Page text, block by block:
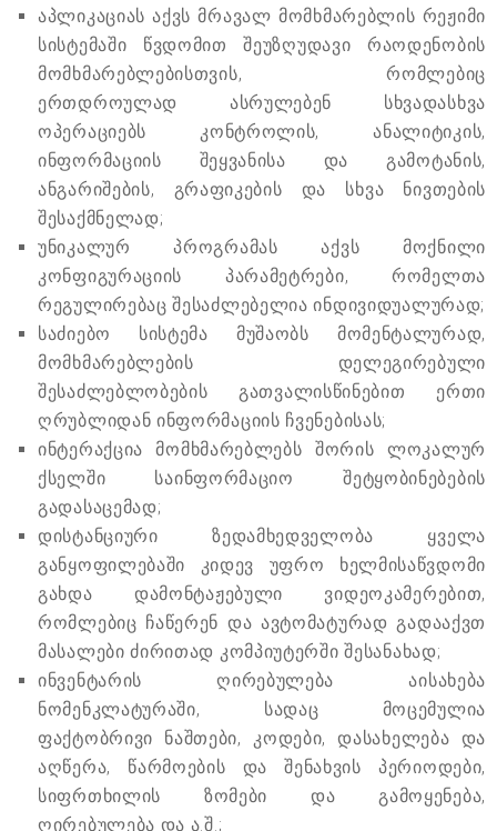
აპლიკაციას აქვს მრავალ მომხმარებლის რეჟიმი
სისტემაში წვდომით შეუზღუდავი რაოდენობის
მომხმარებლებისთვის, რომლებიც
ერთდროულად ასრულებენ სხვადასხვა
ოპერაციებს კონტროლის, ანალიტიკის,
ინფორმაციის შეყვანისა და გამოტანის,
ანგარიშების, გრაფიკების და სხვა ნივთების
შესაქმნელად;
უნიკალურ პროგრამას აქვს მოქნილი
კონფიგურაციის პარამეტრები, რომელთა
რეგულირებაც შესაძლებელია ინდივიდუალურად;
საძიებო სისტემა მუშაობს მომენტალურად,
მომხმარებლების დელეგირებული
შესაძლებლობების გათვალისწინებით ერთი
ღრუბლიდან ინფორმაციის ჩვენებისას;
ინტერაქცია მომხმარებლებს შორის ლოკალურ
ქსელში საინფორმაციო შეტყობინებების
გადასაცემად;
დისტანციური ზედამხედველობა ყველა
განყოფილებაში კიდევ უფრო ხელმისაწვდომი
გახდა დამონტაჟებული ვიდეოკამერებით,
რომლებიც ჩაწერენ და ავტომატურად გადააქვთ
მასალები ძირითად კომპიუტერში შესანახად;
ინვენტარის ღირებულება აისახება
ნომენკლატურაში, სადაც მოცემულია
ფაქტობრივი ნაშთები, კოდები, დასახელება და
აღწერა, წარმოების და შენახვის პერიოდები,
სიფრთხილის ზომები და გამოყენება,
ღირებულება და ა.შ.;